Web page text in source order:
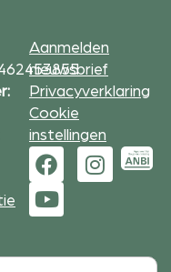
Aanmelden
nieuwsbrief
Privacyverklaring
Cookie
instellingen